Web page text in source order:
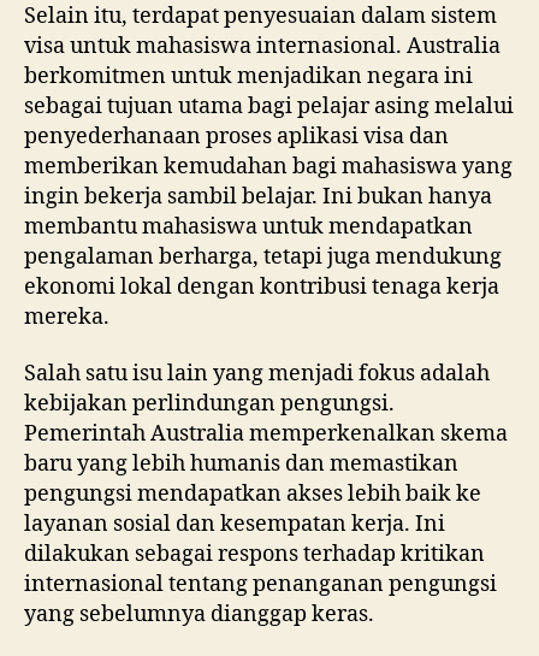
Selain itu, terdapat penyesuaian dalam sistem
visa untuk mahasiswa internasional. Australia
berkomitmen untuk menjadikan negara ini
sebagai tujuan utama bagi pelajar asing melalui
penyederhanaan proses aplikasi visa dan
memberikan kemudahan bagi mahasiswa yang
ingin bekerja sambil belajar. Ini bukan hanya
membantu mahasiswa untuk mendapatkan
pengalaman berharga, tetapi juga mendukung
ekonomi lokal dengan kontribusi tenaga kerja
mereka.
Salah satu isu lain yang menjadi fokus adalah
kebijakan perlindungan pengungsi.
Pemerintah Australia memperkenalkan skema
baru yang lebih humanis dan memastikan
pengungsi mendapatkan akses lebih baik ke
layanan sosial dan kesempatan kerja. Ini
dilakukan sebagai respons terhadap kritikan
internasional tentang penanganan pengungsi
yang sebelumnya dianggap keras.